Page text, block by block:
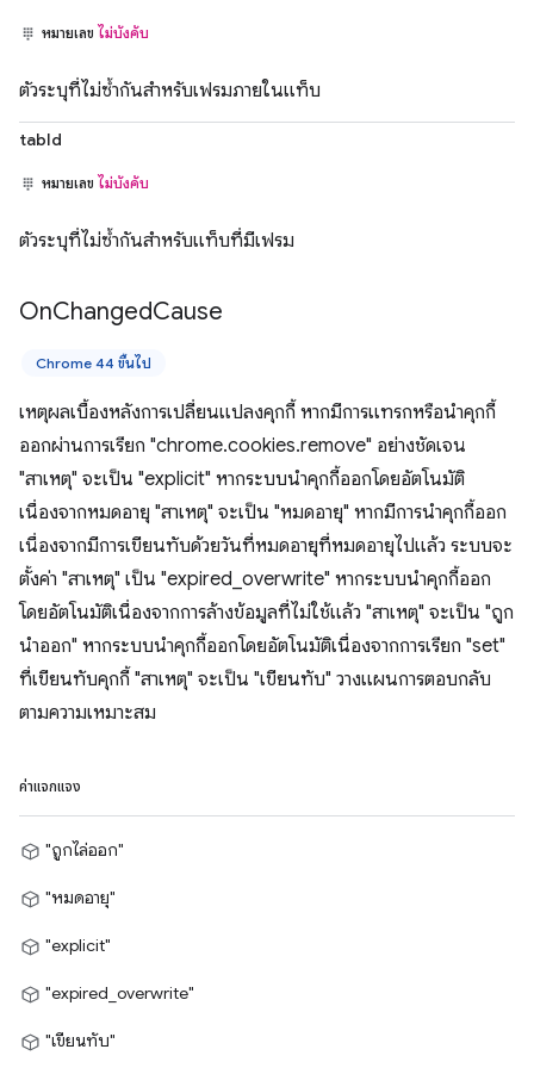
หมายเลข ไม่บังคับ
ตัวระบุที่ไม่ซ้ำกันสำหรับเฟรมภายในแท็บ
tabId
หมายเลข ไม่บังคับ
ตัวระบุที่ไม่ซ้ำกันสำหรับแท็บที่มีเฟรม
OnChangedCause
Chrome 44 ขึ้นไป
เหตุผลเบื้องหลังการเปลี่ยนแปลงคุกกี้ หากมีการแทรกหรือนำคุกกี้
ออกผ่านการเรียก "chrome.cookies.remove" อย่างชัดเจน
"สาเหตุ" จะเป็น "explicit" หากระบบนำคุกกี้ออกโดยอัตโนมัติ
เนื่องจากหมดอายุ "สาเหตุ" จะเป็น "หมดอายุ" หากมีการนำคุกกี้ออก
เนื่องจากมีการเขียนทับด้วยวันที่หมดอายุที่หมดอายุไปแล้ว ระบบจะ
ตั้งค่า "สาเหตุ" เป็น "expired_overwrite" หากระบบนำคุกกี้ออก
โดยอัตโนมัติเนื่องจากการล้างข้อมูลที่ไม่ใช้แล้ว "สาเหตุ" จะเป็น "ถูก
นำออก" หากระบบนำคุกกี้ออกโดยอัตโนมัติเนื่องจากการเรียก "set"
ที่เขียนทับคุกกี้ "สาเหตุ" จะเป็น "เขียนทับ" วางแผนการตอบกลับ
ตามความเหมาะสม
ค่าแจกแจง
"ถูกไล่ออก"
"หมดอายุ"
"explicit"
"expired_overwrite"
"เขียนทับ"